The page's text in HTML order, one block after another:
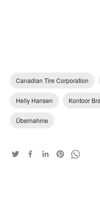
Canadian Tire Corporation
Helly Hansen Kontoor
Übernahme